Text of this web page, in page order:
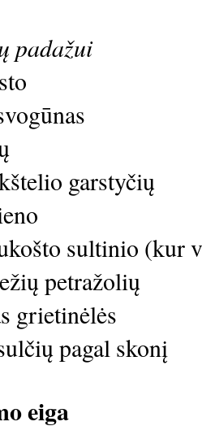
padažui
garstyčių
sultinio (kur
petražolių
grietinėlės
pagal skonį
eiga